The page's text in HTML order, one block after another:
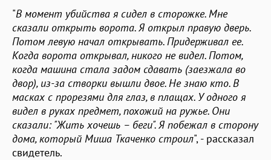
"В момент убийства я сидел в сторожке. Мне
сказали открыть ворота. Я открыл правую дверь.
Потом левую начал открывать. Придерживал ее.
Когда ворота открывал, никого не видел. Потом,
когда машина стала задом сдавать (заезжала во
двор), из-за створки вышли двое. Не знаю кто. В
масках с прорезями для глаз, в плащах. У одного я
видел в руках предмет, похожий на ружье. Они
сказали: "Жить хочешь – беги". Я побежал в сторону
дома, который Миша Ткаченко строил", - рассказал
свидетель.